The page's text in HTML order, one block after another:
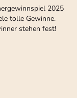
2025
tolle Gewinne.
stehen fest!